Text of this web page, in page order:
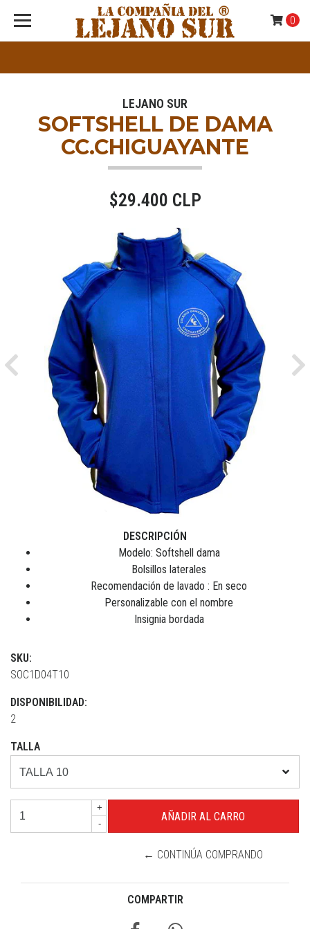
0
LEJANO SUR
SOFTSHELL DE DAMA
CC.CHIGUAYANTE
$29.400 CLP
Previous
DESCRIPCIÓN
Modelo: Softshell dama
Bolsillos laterales
Recomendación de lavado : En seco
Personalizable con el nombre
Insignia bordada
SKU:
SOC1D04T10
DISPONIBILIDAD:
2
TALLA
+
-
← CONTINÚA COMPRANDO
COMPARTIR